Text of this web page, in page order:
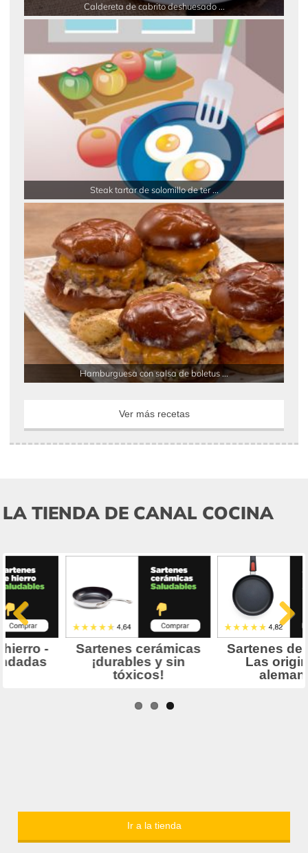
Caldereta de cabrito deshuesado ...
Steak tartar de solomillo de ter ...
Hamburguesa con salsa de boletus ...
Ver más recetas
LA TIENDA DE CANAL COCINA
Ir a la tienda